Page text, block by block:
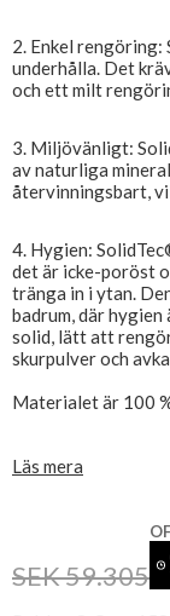
2. Enkel
underhålla. Det
och ett milt
3. Miljövänligt:
av naturliga
återvinningsbart,
4. Hygien:
det är icke-poröst
tränga in i ytan.
badrum, där
solid, lätt att
skurpulver och
Materialet är 100
avloppsslang, värde
Läs mera
SEK 59.305